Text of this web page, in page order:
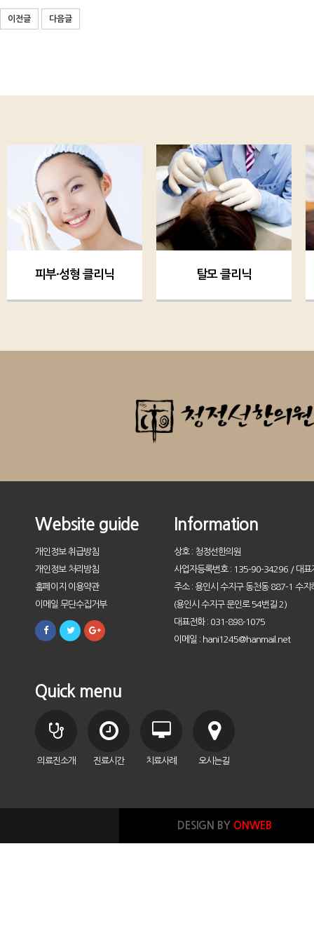
이전글 다음글
탈모 클리닉 청정선 클리닉
Website guide
개인정보 취급방침
개인정보 처리방침
홈페이지 이용약관
이메일 무단수집거부
Information
상호 : 청정선한의원
사업자등록번호 : 135-90-34296 / 대표
주소 : 용인시 수지구 동천동 887-1 수지
(용인시 수지구 문인로 54번길 2)
대표전화 : 031-898-1075
이메일 : hani1245@hanmail.net
Quick menu
의료진소개 진료시간 치료사례 오시는길
DESIGN BY ONWEB